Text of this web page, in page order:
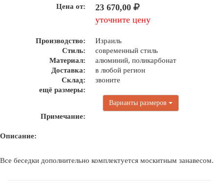
Цена от:
23 670,00
уточните цену
Производство:
Израиль
Стиль:
современный стиль
Материал:
алюминий, поликарбонат
Доставка:
в любой регион
Склад:
звоните
ещё размеры:
Варианты размеров
Примечание:
Описание:
Все беседки дополнительно комплектуется москитным занавесом.